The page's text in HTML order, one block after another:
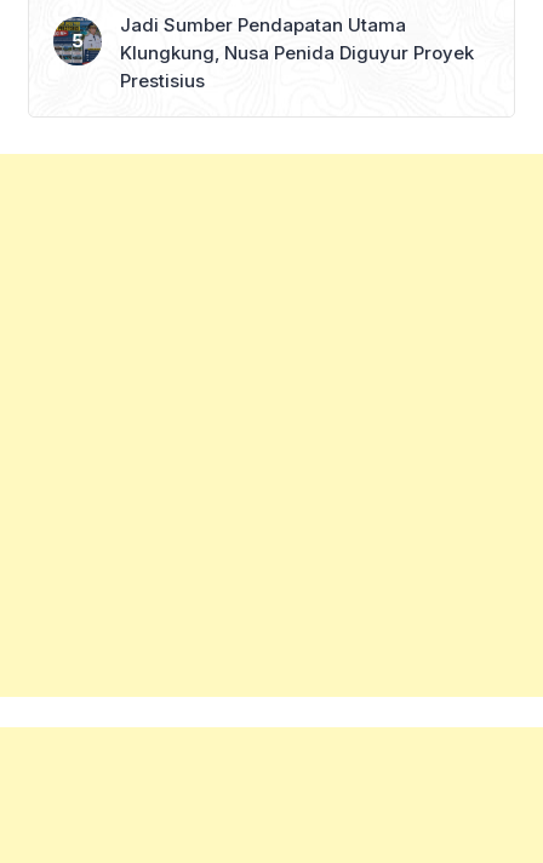
Jadi Sumber Pendapatan Utama
Klungkung, Nusa Penida Diguyur Proyek
Prestisius